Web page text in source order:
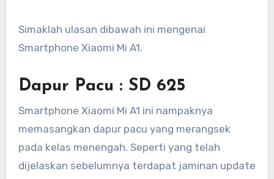
Simaklah ulasan dibawah ini mengenai
Smartphone Xiaomi Mi A1.
Dapur Pacu : SD 625
Smartphone Xiaomi Mi A1 ini nampaknya
memasangkan dapur pacu yang merangsek
pada kelas menengah. Seperti yang telah
dijelaskan sebelumnya terdapat jaminan update